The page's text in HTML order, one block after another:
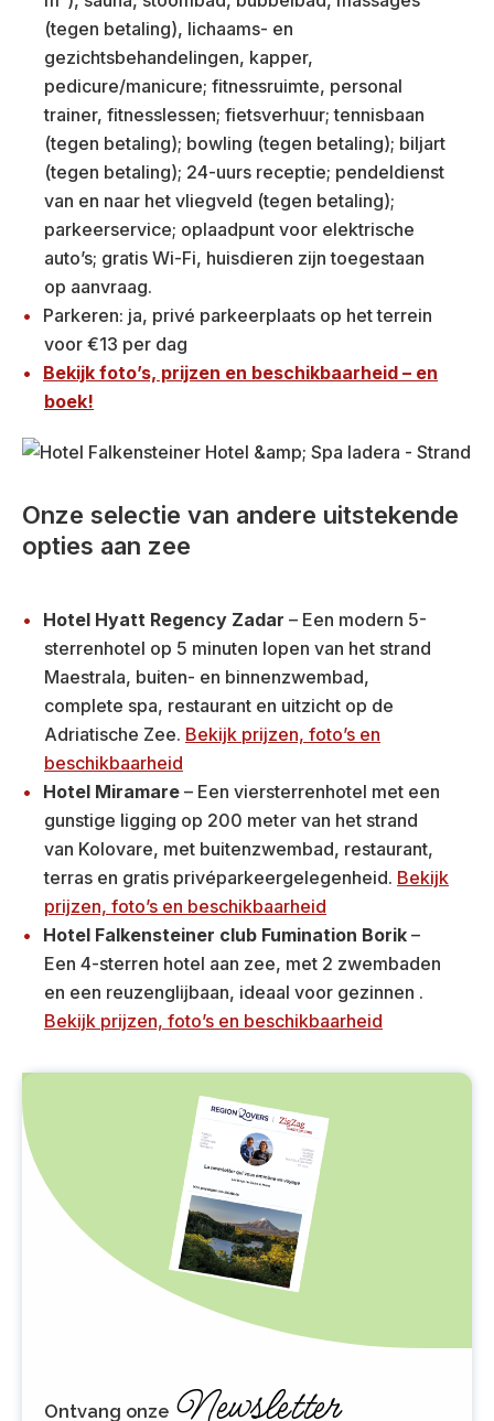
(tegen betaling), lichaams- en
gezichtsbehandelingen, kapper,
pedicure/manicure; fitnessruimte, personal
trainer, fitnesslessen; fietsverhuur; tennisbaan
(tegen betaling); bowling (tegen betaling); biljart
(tegen betaling); 24-uurs receptie; pendeldienst
van en naar het vliegveld (tegen betaling);
parkeerservice; oplaadpunt voor elektrische
auto’s; gratis Wi-Fi, huisdieren zijn toegestaan
op aanvraag.
Parkeren: ja, privé parkeerplaats op het terrein
voor €13 per dag
Bekijk foto’s, prijzen en beschikbaarheid – en
boek!
Onze selectie van andere uitstekende
opties aan zee
Hotel Hyatt Regency Zadar – Een modern 5-
sterrenhotel op 5 minuten lopen van het strand
Maestrala, buiten- en binnenzwembad,
complete spa, restaurant en uitzicht op de
Adriatische Zee. Bekijk prijzen, foto’s en
beschikbaarheid
Hotel Miramare – Een viersterrenhotel met een
gunstige ligging op 200 meter van het strand
van Kolovare, met buitenzwembad, restaurant,
terras en gratis privéparkeergelegenheid. Bekijk
prijzen, foto’s en beschikbaarheid
Hotel Falkensteiner club Fumination Borik –
Een 4-sterren hotel aan zee, met 2 zwembaden
en een reuzenglijbaan, ideaal voor gezinnen .
Bekijk prijzen, foto’s en beschikbaarheid
Ontvang onze Newsletter